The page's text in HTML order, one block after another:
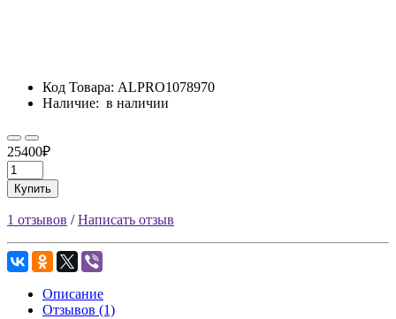
Код Товара: ALPRO1078970
Наличие: в наличии
25400₽
Купить
1 отзывов /Написать отзыв
Описание
Отзывов (1)